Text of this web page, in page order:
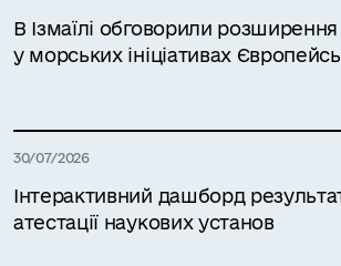
В Ізмаїлі обговорили розширення
у морських ініціативах
30/07/2026
Інтерактивний дашборд
атестації наукових установ